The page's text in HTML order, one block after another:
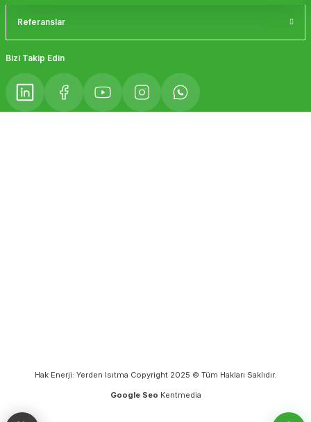
Referanslar
Bizi Takip Edin
Hak Enerji: Yerden Isıtma Copyright 2025 © Tüm Hakları Saklıdır.
Google Seo Kentmedia